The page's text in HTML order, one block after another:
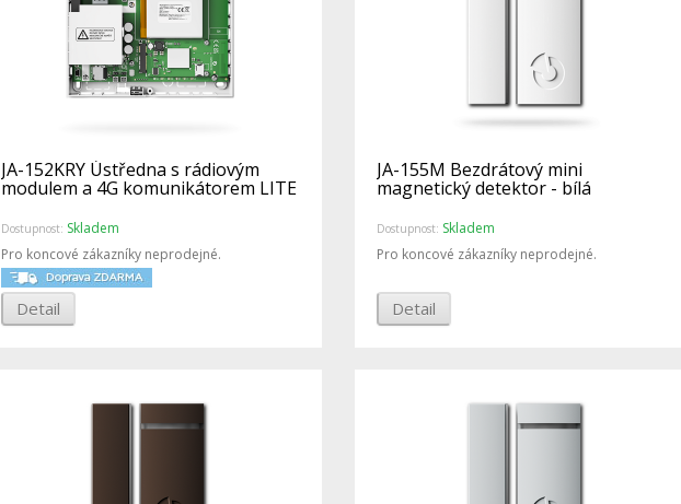
JA-152KRY Ústředna s rádiovým
modulem a 4G komunikátorem LITE
Dostupnost: Skladem
Pro koncové zákazníky neprodejné.
Detail
JA-155M Bezdrátový mini
magnetický detektor - bílá
Dostupnost: Skladem
Pro koncové zákazníky neprodejné.
Detail